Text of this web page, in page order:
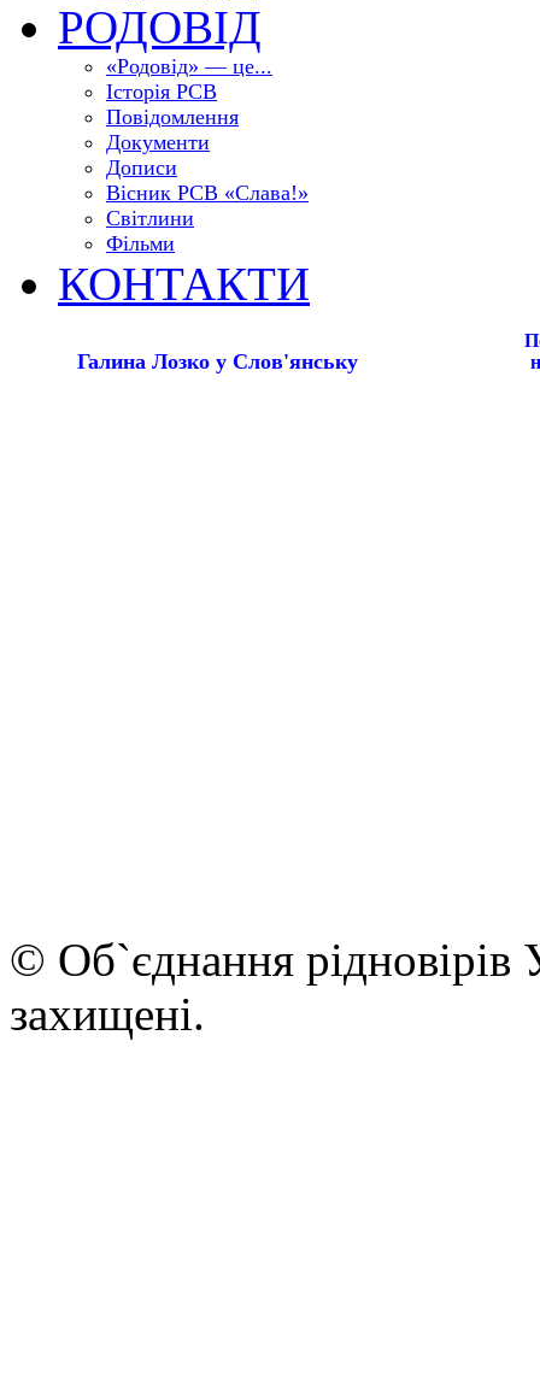
РОДОВІД
«Родовід» — це...
Історія РСВ
Повідомлення
Документи
Дописи
Вісник РСВ «Слава!»
Світлини
Фільми
КОНТАКТИ
Галина Лозко у Слов'янську
© Об`єднання рідновірів
захищені.